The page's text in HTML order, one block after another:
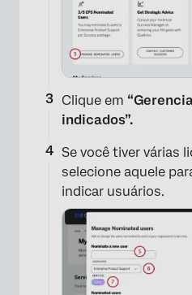
Clique em
indicados”.
Se você tiver várias
selecione aquele
indicar usuários.